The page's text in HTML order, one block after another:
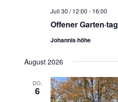
Offener Garten·tag
Juli 30 / 12:00 - 16:00
Johannis·höhe
August 2026
DO.
6